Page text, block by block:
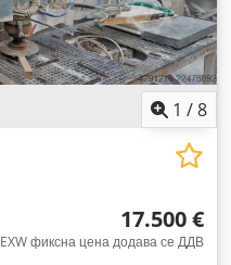
1 /8
17.500 €
EXW фиксна цена додава се ДДВ